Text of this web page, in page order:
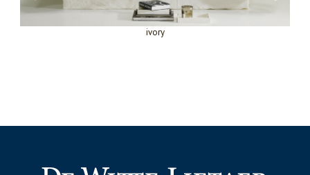
ivory